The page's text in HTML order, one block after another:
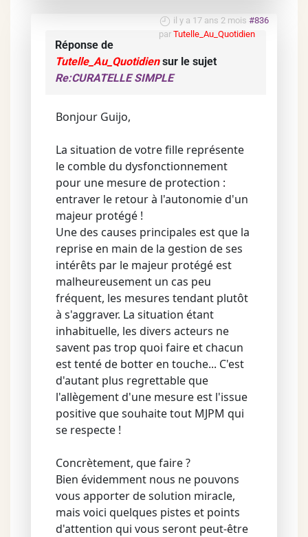
il y a 17 ans 2 mois #836
par Tutelle_Au_Quotidien
Réponse de
Tutelle_Au_Quotidiensur le sujet
Re:CURATELLE SIMPLE
Bonjour Guijo,
La situation de votre fille représente
le comble du dysfonctionnement
pour une mesure de protection :
entraver le retour à l'autonomie d'un
majeur protégé !
Une des causes principales est que la
reprise en main de la gestion de ses
intérêts par le majeur protégé est
malheureusement un cas peu
fréquent, les mesures tendant plutôt
à s'aggraver. La situation étant
inhabituelle, les divers acteurs ne
savent pas trop quoi faire et chacun
est tenté de botter en touche... C'est
d'autant plus regrettable que
l'allègement d'une mesure est l'issue
positive que souhaite tout MJPM qui
se respecte !
Concrètement, que faire ?
Bien évidemment nous ne pouvons
vous apporter de solution miracle,
mais voici quelques pistes et points
d'attention qui vous seront peut-être